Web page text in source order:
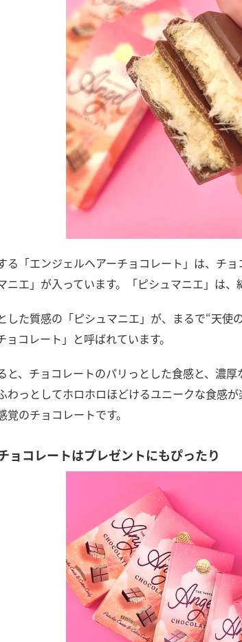
る「エンジェルヘアーチョコレート」は、チ
ニエ」が入っています。「ピシュマニエ」は、
した質感の「ピシュマニエ」が、まるで“天使
ョコレート」と呼ばれています。
と、チョコレートのパリっとした食感と、濃
わっとしてホロホロほどけるユニークな食感
覚のチョコレートです。
ョコレートはプレゼントにもぴったり